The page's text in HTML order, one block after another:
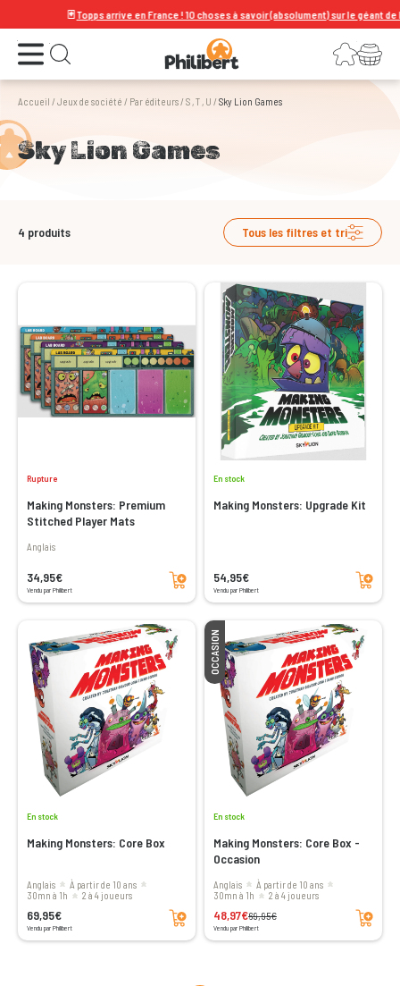
Topps arrive en France ! 10 choses à savoir (absolument) sur le géant de
Ouvrir le menu Ouvrir la recherche Connexion
Votre panier
Accueil /Jeux de société / Par éditeurs/ S , T , U /Sky Lion Games
Sky Lion Games
4 produits Tous les filtres et tri
Rupture
Making Monsters: Premium
Stitched Player Mats
Anglais
34,95€
Vendu par Philibert
Ajouter au panier
En stock
Making Monsters: Upgrade Kit
54,95€
Vendu par Philibert
Ajouter au panier
En stock
Making Monsters: Core Box
Anglais
à partir de 10 ans
30mn à 1h
2 à 4 joueurs
69,95€
Vendu par Philibert
Ajouter au panier
OCCASION
En stock
Making Monsters: Core Box -
Occasion
Anglais
à partir de 10 ans
30mn à 1h
2 à 4 joueurs
48,97€69,95€
Vendu par Philibert
Ajouter au panier